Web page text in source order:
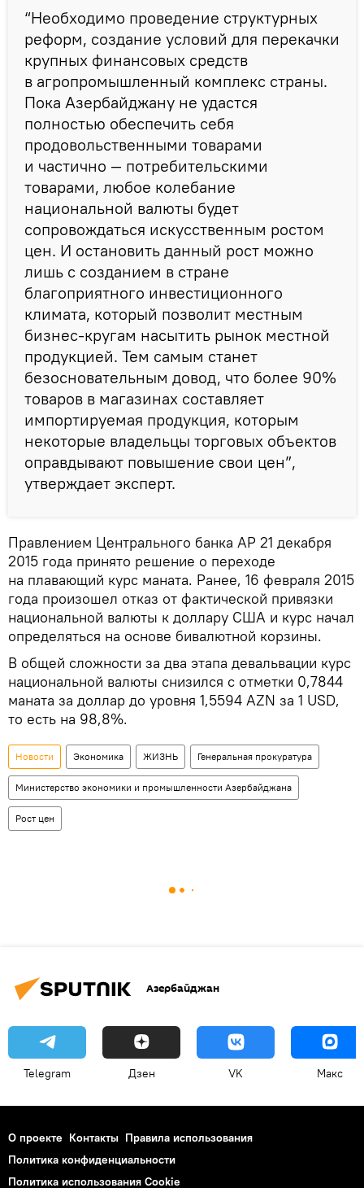
“Необходимо проведение структурных
реформ, создание условий для перекачки
крупных финансовых средств
в агропромышленный комплекс страны.
Пока Азербайджану не удастся
полностью обеспечить себя
продовольственными товарами
и частично — потребительскими
товарами, любое колебание
национальной валюты будет
сопровождаться искусственным ростом
цен. И остановить данный рост можно
лишь с созданием в стране
благоприятного инвестиционного
климата, который позволит местным
бизнес-кругам насытить рынок местной
продукцией. Тем самым станет
безосновательным довод, что более 90%
товаров в магазинах составляет
импортируемая продукция, которым
некоторые владельцы торговых объектов
оправдывают повышение свои цен”,
утверждает эксперт.
Правлением Центрального банка АР 21 декабря
2015 года принято решение о переходе
на плавающий курс маната. Ранее, 16 февраля 2015
года произошел отказ от фактической привязки
национальной валюты к доллару США и курс начал
определяться на основе бивалютной корзины.
В общей сложности за два этапа девальвации курс
национальной валюты снизился с отметки 0,7844
маната за доллар до уровня 1,5594 AZN за 1 USD,
то есть на 98,8%.
Новости Экономика ЖИЗНЬ Генеральная прокуратура
Министерство экономики и промышленности Азербайджана
Рост цен
Азербайджан
Telegram Дзен VK Макс
О проекте Контакты Правила использования
Политика конфиденциальности
Политика использования Cookie